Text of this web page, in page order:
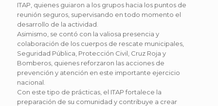
ITAP, quienes guiaron a los grupos hacia los puntos de
reunión seguros, supervisando en todo momento el
desarrollo de la actividad.
Asimismo, se contó con la valiosa presencia y
colaboración de los cuerpos de rescate municipales,
Seguridad Pública, Protección Civil, Cruz Roja y
Bomberos, quienes reforzaron las acciones de
prevención y atención en este importante ejercicio
nacional.
Con este tipo de prácticas, el ITAP fortalece la
preparación de su comunidad y contribuye a crear